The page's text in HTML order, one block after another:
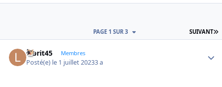
SUIVANT
PAGE 1 SUR 3
labrit45 Membres
Posté(e) le 1 juillet 20233 a